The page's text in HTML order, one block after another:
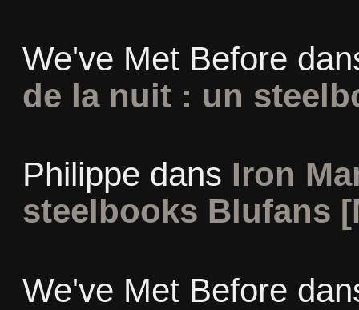
We've Met Before
de la nuit : un
Philippe dans Iron
steelbooks Blufans
We've Met Before